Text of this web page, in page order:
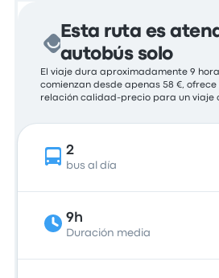
Esta ruta es
autobús solo
El viaje dura aproximadamente 9
comienzan desde apenas 58 €,
relación calidad-precio para un viaje
2
bus al día
9h
Duración media